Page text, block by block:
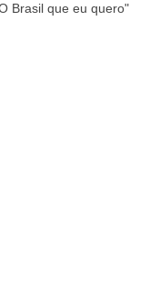
Brasil que eu quero"